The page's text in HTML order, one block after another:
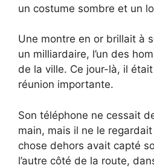
un costume sombre et un
Une montre en or brillait à
un milliardaire, l’un des
de la ville. Ce jour-là, il
réunion importante.
Son téléphone ne cessait
main, mais il ne le
chose dehors avait capté
l’autre côté de la route,